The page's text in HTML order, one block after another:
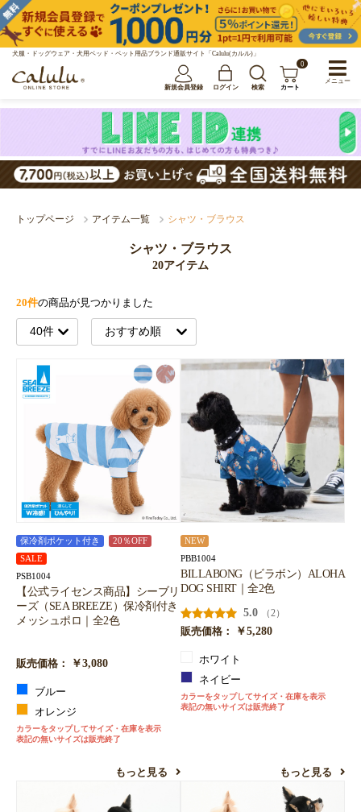
犬服・ドッグウェア・犬用ベッド・ペット用品ブランド通販サイト「Calulu(カルル)」
新規会員登録 ログイン 検索
0
カート
トップページ アイテム一覧 シャツ・ブラウス
シャツ・ブラウス
20アイテム
20件の商品が見つかりました
保冷剤ポケット付き
20％OFF
SALE
PSB1004
【公式ライセンス商品】シーブリ
ーズ（SEA BREEZE）保冷剤付き
メッシュポロ｜全2色
販売価格： ￥3,080
ブルー
オレンジ
カラーをタップしてサイズ・在庫を表示
表記の無いサイズは販売終了
もっと見る
NEW
PBB1004
BILLABONG（ビラボン）ALOHA
DOG SHIRT｜全2色
5.0
（2）
販売価格：
￥5,280
ホワイト
ネイビー
カラーをタップしてサイズ・在庫を表示
表記の無いサイズは販売終了
もっと見る
メニュー